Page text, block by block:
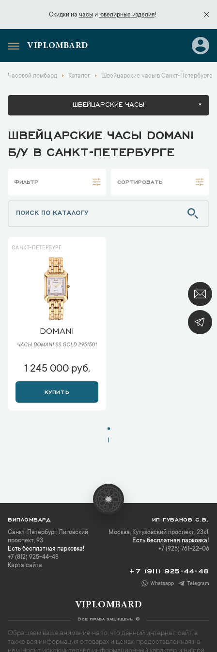
Скидки на часыи ювелирные изделия!
Скидки начасы
VIPLOMBARD
Часовой ломбард Каталог Швейцарские часы в Санкт-Петербурге
ШВЕЙЦАРСКИЕ ЧАСЫ
ШВЕЙЦАРСКИЕ ЧАСЫ DOMANI
Б/У В САНКТ-ПЕТЕРБУРГЕ
ФИЛЬТР СОРТИРОВАТЬ
САНКТ-ПЕТЕРБУРГ
DOMANI
ЧАСЫ DOMANI SS GOLD 2951501
1 245 000 руб.
КУПИТЬ
1
ВИПЛОМБАРД
Санкт-Петербург, Лиговский
проспект, 93
Есть бесплатная парковка!
+7 (812) 925-44-48
Карта сайта
ИП ГУБАНОВ С.В.
Москва, Кутузовский проспект, 23к1,
Есть бесплатная парковка!
+7 (925) 761-22-06
+7 (911) 925-44-48
Whatsapp Telegram
VIPLOMBARD
Все права защищены ©
Обращаем ваше внимание на то, что данный интернет-сайт, а
также вся информация о товарах и ценах, предоставленная на